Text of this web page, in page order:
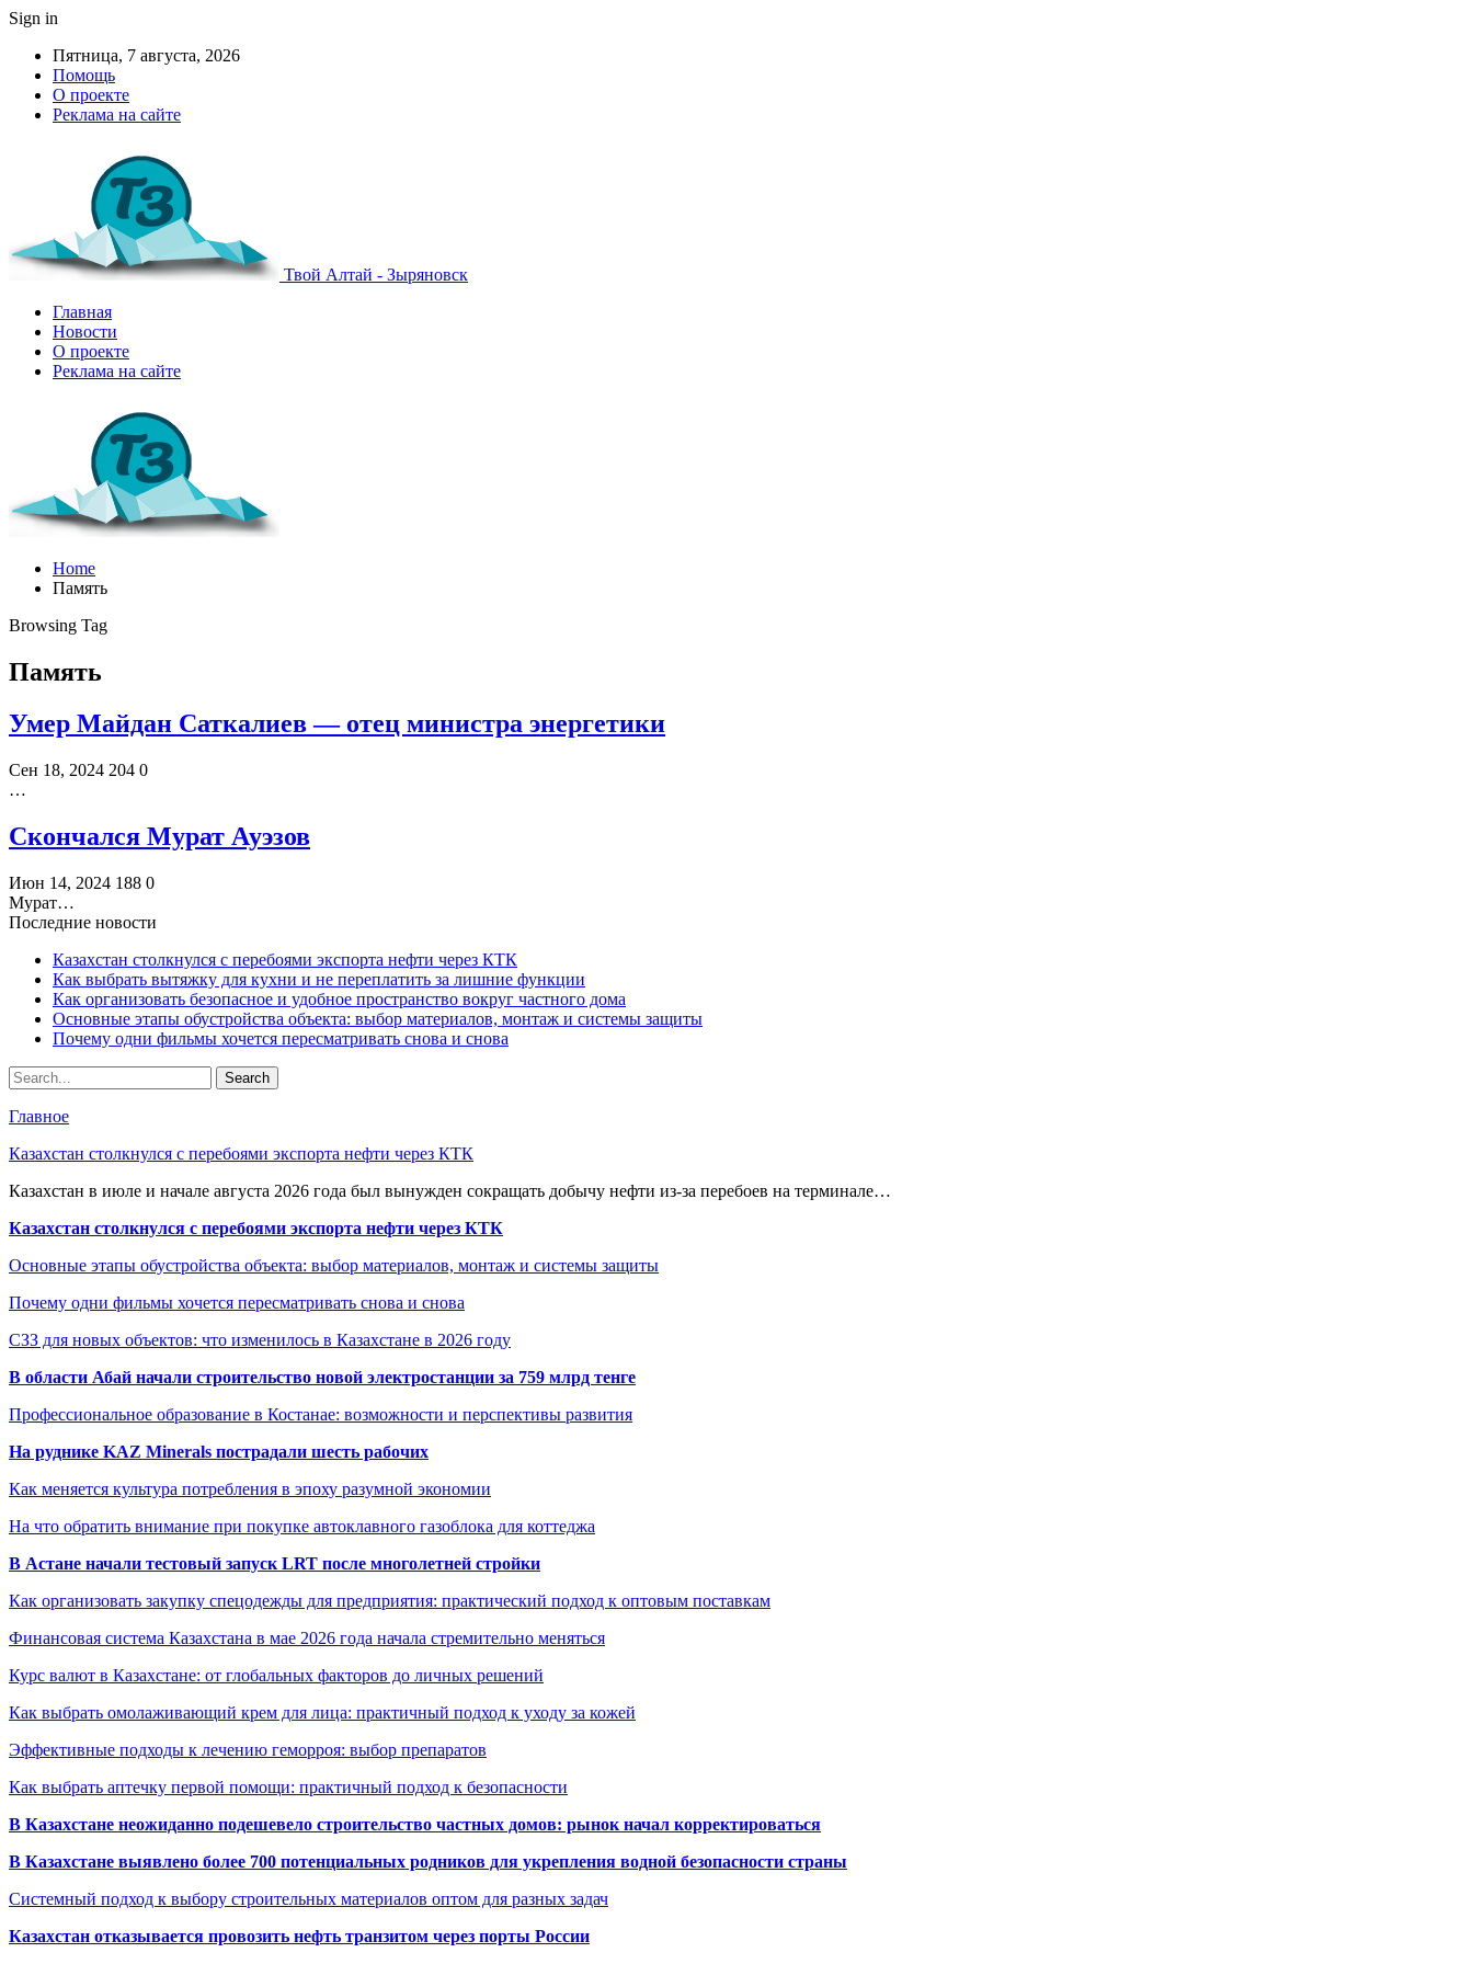
Sign in
Пятница, 7 августа, 2026
Помощь
О проекте
Реклама на сайте
Твой Алтай - Зыряновск
Главная
Новости
О проекте
Реклама на сайте
Home
Память
Browsing Tag
Память
Умер Майдан Саткалиев — отец министра энергетики
Сен 18, 2024 204 0
…
Скончался Мурат Ауэзов
Июн 14, 2024 188 0
Мурат…
Последние новости
Казахстан столкнулся с перебоями экспорта нефти через КТК
Как выбрать вытяжку для кухни и не переплатить за лишние функции
Как организовать безопасное и удобное пространство вокруг частного дома
Основные этапы обустройства объекта: выбор материалов, монтаж и системы защиты
Почему одни фильмы хочется пересматривать снова и снова
Главное
Казахстан столкнулся с перебоями экспорта нефти через КТК
Казахстан в июле и начале августа 2026 года был вынужден сокращать добычу нефти из-за перебоев на терминале…
Казахстан столкнулся с перебоями экспорта нефти через КТК
Основные этапы обустройства объекта: выбор материалов, монтаж и системы защиты
Почему одни фильмы хочется пересматривать снова и снова
СЗЗ для новых объектов: что изменилось в Казахстане в 2026 году
В области Абай начали строительство новой электростанции за 759 млрд тенге
Профессиональное образование в Костанае: возможности и перспективы развития
На руднике KAZ Minerals пострадали шесть рабочих
Как меняется культура потребления в эпоху разумной экономии
На что обратить внимание при покупке автоклавного газоблока для коттеджа
В Астане начали тестовый запуск LRT после многолетней стройки
Как организовать закупку спецодежды для предприятия: практический подход к оптовым поставкам
Финансовая система Казахстана в мае 2026 года начала стремительно меняться
Курс валют в Казахстане: от глобальных факторов до личных решений
Как выбрать омолаживающий крем для лица: практичный подход к уходу за кожей
Эффективные подходы к лечению геморроя: выбор препаратов
Как выбрать аптечку первой помощи: практичный подход к безопасности
В Казахстане неожиданно подешевело строительство частных домов: рынок начал корректироваться
В Казахстане выявлено более 700 потенциальных родников для укрепления водной безопасности страны
Системный подход к выбору строительных материалов оптом для разных задач
Казахстан отказывается провозить нефть транзитом через порты России